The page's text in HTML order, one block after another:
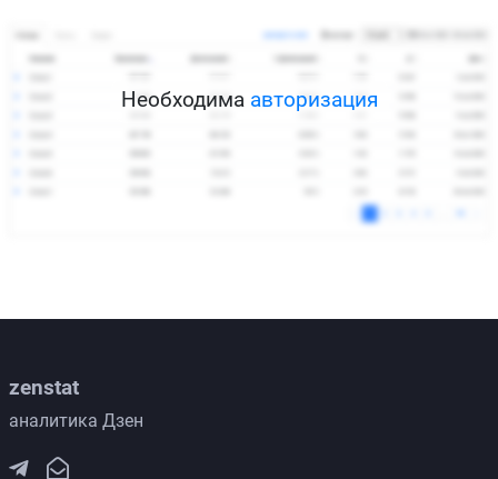
Необходима авторизация
zenstat
аналитика Дзен